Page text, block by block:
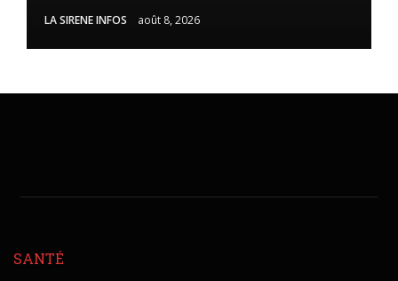
LA SIRENE INFOS août 8, 2026
SANTÉ